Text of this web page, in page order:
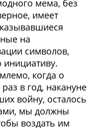
мема, без
имеет
на
символов,
инициативу.
когда о
в год, накануне
войну, осталось
мы должны
воздать им